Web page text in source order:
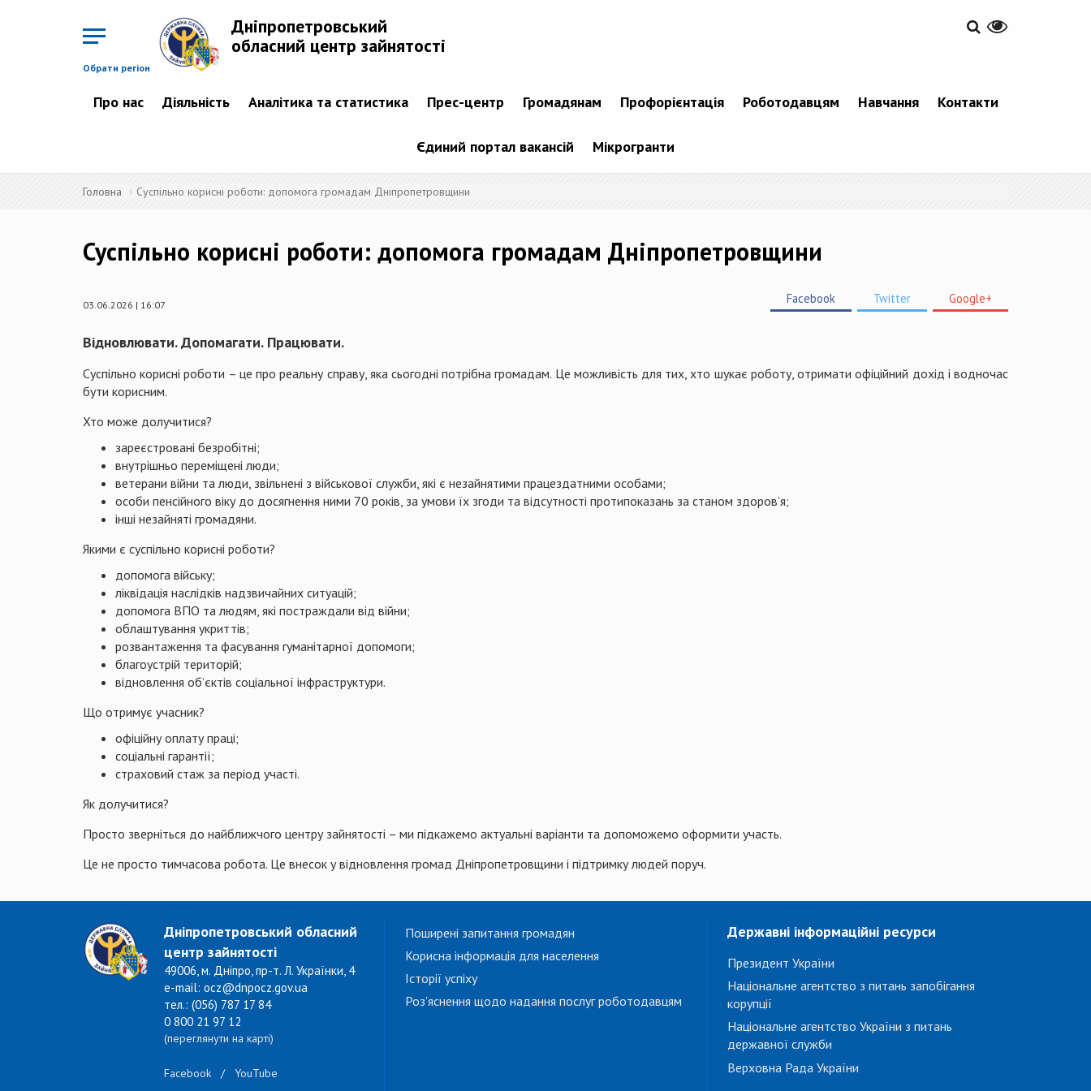
Обрати регіон
Дніпропетровський
обласний центр зайнятості
Про нас Діяльність Аналітика та статистика Прес-центр Громадянам Профорієнтація Роботодавцям Навчання Контакти
Єдиний портал вакансій Мікрогранти
Головна Суспільно корисні роботи: допомога громадам Дніпропетровщини
Суспільно корисні роботи: допомога громадам Дніпропетровщини
03.06.2026 | 16:07 Facebook Twitter Google+
Відновлювати. Допомагати. Працювати.
Суспільно корисні роботи – це про реальну справу, яка сьогодні потрібна громадам. Це можливість для тих, хто шукає роботу, отримати офіційний дохід і водночас
бути корисним.
Хто може долучитися?
​зареєстровані безробітні;​
внутрішньо переміщені люди;
ветерани війни та люди, звільнені з військової служби, які є незайнятими працездатними особами;
особи пенсійного віку до досягнення ними 70 років, за умови їх згоди та відсутності протипоказань за станом здоров’я;
інші незайняті громадяни.
Якими є суспільно корисні роботи?
допомога війську;
ліквідація наслідків надзвичайних ситуацій;
допомога ВПО та людям, які постраждали від війни;
облаштування укриттів;
розвантаження та фасування гуманітарної допомоги;
благоустрій територій;
відновлення об’єктів соціальної інфраструктури.
Що отримує учасник?
офіційну оплату праці;
соціальні гарантії;
страховий стаж за період участі.
Як долучитися?
Просто зверніться до найближчого центру зайнятості – ми підкажемо актуальні варіанти та допоможемо оформити участь.
Це не просто тимчасова робота. Це внесок у відновлення громад Дніпропетровщини і підтримку людей поруч.
Дніпропетровський обласний
центр зайнятості
49006, м. Дніпро, пр-т. Л. Українки, 4
e-mail: ocz@dnpocz.gov.ua
тел.: (056) 787 17 84
0 800 21 97 12
(переглянути на карті)
Facebook / YouTube
Поширені запитання громадян
Корисна інформація для населення
Історії успіху
Роз'яснення щодо надання послуг роботодавцям
Державні інформаційні ресурси
Президент України
Національне агентство з питань запобігання
корупції
Національне агентство України з питань
державної служби
Верховна Рада України